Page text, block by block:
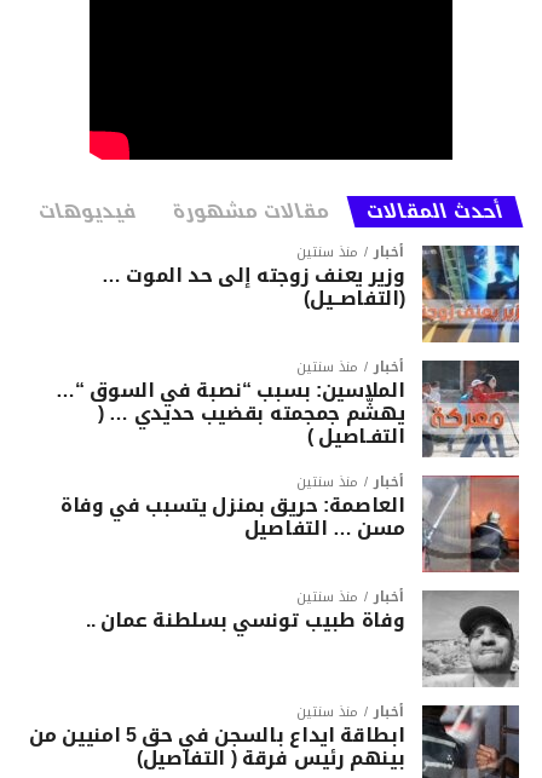
أحدث المقالات مقالات مشهورة فيديوهات
أخبار منذ سنتين
وزير يعنف زوجته إلى حد الموت …
(التفاصــيل)
أخبار منذ سنتين
الملاسين: بسبب “نصبة في السوق “…
يهشّم جمجمته بقضيب حديدي … (
التفـاصيل )
أخبار منذ سنتين
العاصمة: حريق بمنزل يتسبب في وفاة
مسن … التفاصيل
أخبار منذ سنتين
وفاة طبيب تونسي بسلطنة عمان ..
أخبار منذ سنتين
ابطاقة ايداع بالسجن في حق 5 امنيين من
بينهم رئيس فرقة ( التفاصيل)